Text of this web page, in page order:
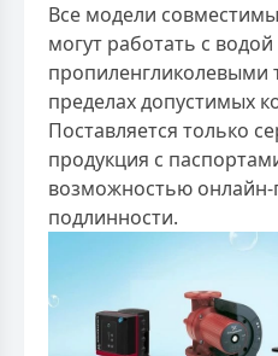
Все модели
могут работать с
пропиленгликолевыми
пределах допустимых
Поставляется только
продукция с
возможностью онлайн-
подлинности.